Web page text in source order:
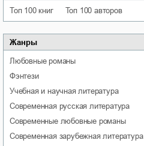
Топ 100 книг Топ 100 авторов
Жанры
любовные романы
фэнтези
учебная и научная литература
современная русская литература
современные любовные романы
современная зарубежная литература